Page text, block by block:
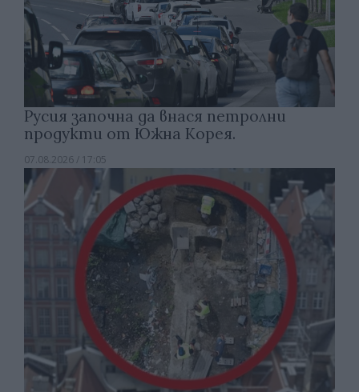
Русия започна да внася петролни
продукти от Южна Корея.
07.08.2026 / 17:05